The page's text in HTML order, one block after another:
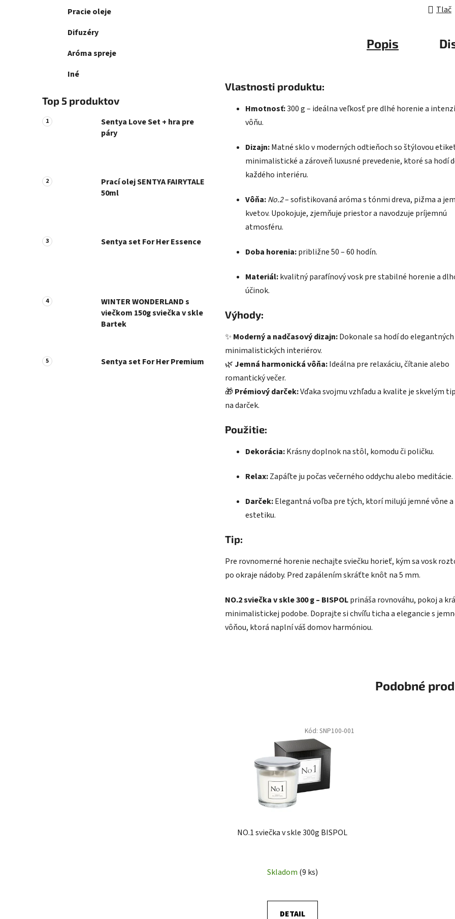
Pracie oleje
Difuzéry
Aróma spreje
Iné
Top 5 produktov
Sentya Love Set + hra pre
páry
Prací olej SENTYA FAIRYTALE
50ml
Sentya set For Her Essence
WINTER WONDERLAND s
viečkom 150g sviečka v skle
Bartek
Sentya set For Her Premium
Tlač
Popis
Vlastnosti produktu:
Hmotnosť:300 g – ideálna veľkosť pre dlhé horenie a
vôňu.
Dizajn:Matné sklo v moderných odtieňoch so štýlovou
minimalistické a zároveň luxusné prevedenie, ktoré sa hodí
každého interiéru.
Vôňa:No.2– sofistikovaná aróma s tónmi dreva, pižma a
kvetov. Upokojuje, zjemňuje priestor a navodzuje príjemnú
atmosféru.
Doba horenia:približne 50 – 60 hodín.
Materiál:kvalitný parafínový vosk pre stabilné horenie a
účinok.
Výhody:
✨ Moderný a nadčasový dizajn:Dokonale sa hodí do elegantných
minimalistických interiérov.
🌿 Jemná harmonická vôňa:Ideálna pre relaxáciu, čítanie alebo
romantický večer.
🎁 Prémiový darček:Vďaka svojmu vzhľadu a kvalite je skvelým
na darček.
Použitie:
Dekorácia:Krásny doplnok na stôl, komodu či poličku.
Relax:Zapáľte ju počas večerného oddychu alebo meditácie.
Darček:Elegantná voľba pre tých, ktorí milujú jemné vône a
estetiku.
Tip:
Pre rovnomerné horenie nechajte sviečku horieť, kým sa vosk
po okraje nádoby. Pred zapálením skráťte knôt na 5 mm.
NO.2 sviečka v skle 300 g – BISPOLprináša rovnováhu, pokoj a
minimalistickej podobe. Doprajte si chvíľu ticha a elegancie s
vôňou, ktorá naplní váš domov harmóniou.
Podobné
NO.1 sviečka v skle 300g BISPOL
Skladom (9 ks)
DETAIL
Kód: SNP100-001